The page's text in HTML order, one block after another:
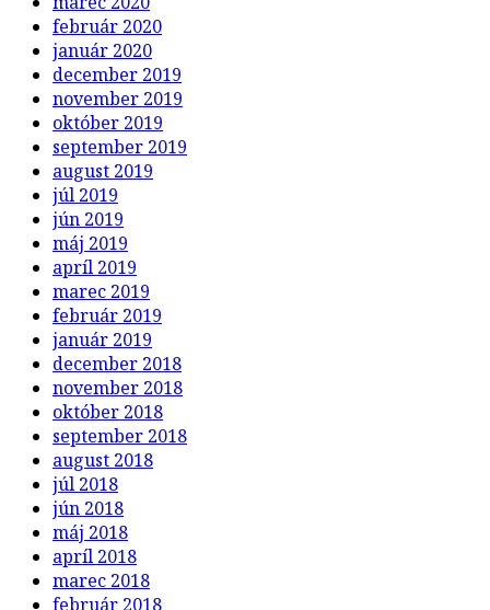
február 2020
január 2020
december 2019
november 2019
október 2019
september 2019
august 2019
júl 2019
jún 2019
máj 2019
apríl 2019
marec 2019
február 2019
január 2019
december 2018
november 2018
október 2018
september 2018
august 2018
júl 2018
jún 2018
máj 2018
apríl 2018
marec 2018
február 2018